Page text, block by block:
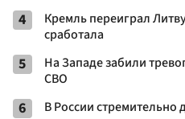
4
Кремль переиграл
сработала
5
На Западе забили
СВО
6 В России стремительно